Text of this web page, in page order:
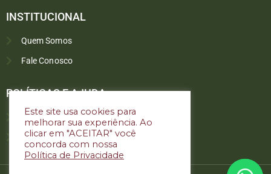
INSTITUCIONAL
Quem Somos
Fale Conosco
POLÍTICAS E AJUDA
Política de troca e devoluções
Política de privacidade
Este site usa cookies para
melhorar sua experiência. Ao
clicar em "ACEITAR" você
concorda com nossa
Política de Privacidade
Atendimento